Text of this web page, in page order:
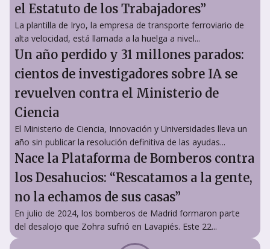
el Estatuto de los Trabajadores”
La plantilla de Iryo, la empresa de transporte ferroviario de
alta velocidad, está llamada a la huelga a nivel...
Un año perdido y 31 millones parados:
cientos de investigadores sobre IA se
revuelven contra el Ministerio de
Ciencia
El Ministerio de Ciencia, Innovación y Universidades lleva un
año sin publicar la resolución definitiva de las ayudas...
Nace la Plataforma de Bomberos contra
los Desahucios: “Rescatamos a la gente,
no la echamos de sus casas”
En julio de 2024, los bomberos de Madrid formaron parte
del desalojo que Zohra sufrió en Lavapiés. Este 22...